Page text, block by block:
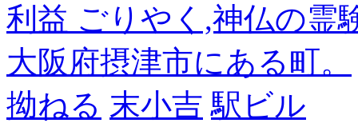
利益 ごりやく,神仏の霊
大阪府摂津市にある町。
拗ねる 末小吉 駅ビル